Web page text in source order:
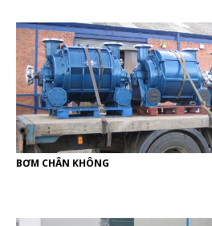
BƠM CHÂN KHÔNG